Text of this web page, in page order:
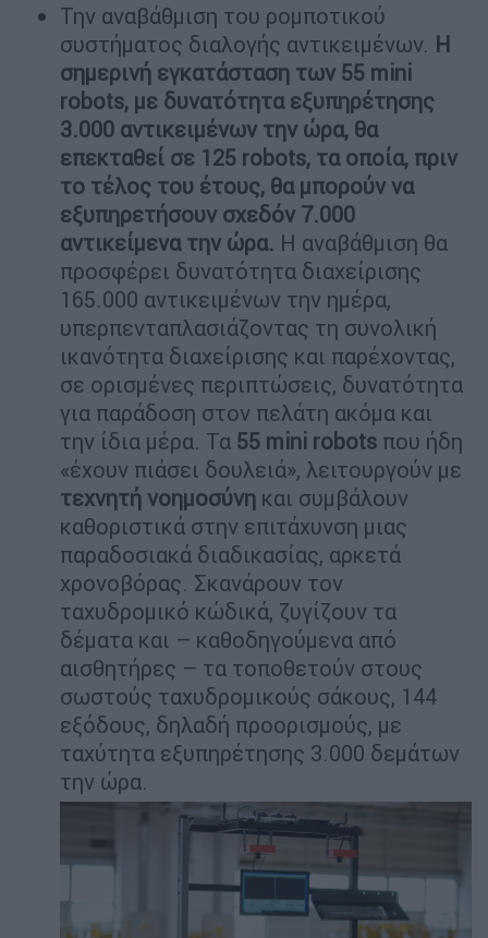
Την αναβάθμιση του ρομποτικού
συστήματος διαλογής αντικειμένων. Η
σημερινή εγκατάσταση των 55 mini
robots, με δυνατότητα εξυπηρέτησης
3.000 αντικειμένων την ώρα, θα
επεκταθεί σε 125 robots, τα οποία, πριν
το τέλος του έτους, θα μπορούν να
εξυπηρετήσουν σχεδόν 7.000
αντικείμενα την ώρα. Η αναβάθμιση θα
προσφέρει δυνατότητα διαχείρισης
165.000 αντικειμένων την ημέρα,
υπερπενταπλασιάζοντας τη συνολική
ικανότητα διαχείρισης και παρέχοντας,
σε ορισμένες περιπτώσεις, δυνατότητα
για παράδοση στον πελάτη ακόμα και
την ίδια μέρα. Τα 55 mini robots που ήδη
«έχουν πιάσει δουλειά», λειτουργούν με
τεχνητή νοημοσύνη και συμβάλουν
καθοριστικά στην επιτάχυνση μιας
παραδοσιακά διαδικασίας, αρκετά
χρονοβόρας. Σκανάρουν τον
ταχυδρομικό κώδικά, ζυγίζουν τα
δέματα και – καθοδηγούμενα από
αισθητήρες – τα τοποθετούν στους
σωστούς ταχυδρομικούς σάκους, 144
εξόδους, δηλαδή προορισμούς, με
ταχύτητα εξυπηρέτησης 3.000 δεμάτων
την ώρα.